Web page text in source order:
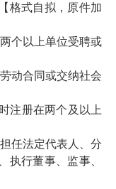
格式自拟，原件加
个以上单位受聘或
动合同或交纳社会
注册在两个及以上
任法定代表人、分
执行董事、监事、